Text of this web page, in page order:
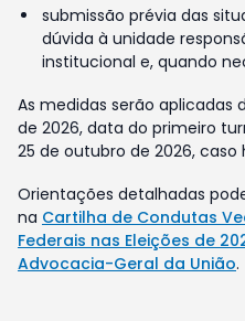
submissão prévia das
dúvida à unidade
institucional e, quando
As medidas serão aplicadas
de 2026, data do primeiro
25 de outubro de 2026, caso
Orientações detalhadas
na Cartilha de Condutas
Federais nas Eleições de
Advocacia-Geral da União.